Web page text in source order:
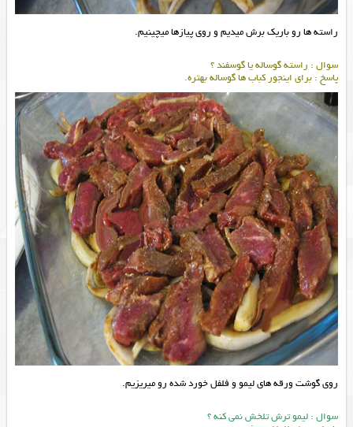
راسته ها رو باریک برش میدیم و روی پیازها میچینیم.
سوال : راسته گوساله یا گوسفند ؟
پاسخ : برای اینجور کباب ها گوساله بهتره.
روی گوشت ورقه های لیمو و فلفل خورد شده رو میریزیم.
سوال : لیمو ترش تلخش نمی کنه ؟